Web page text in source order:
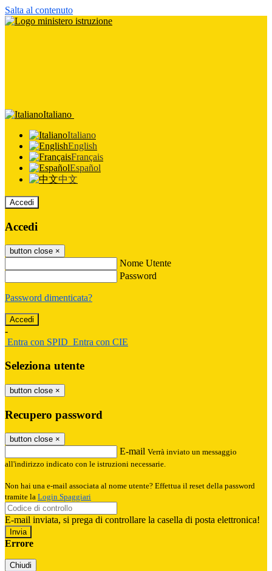
Salta al contenuto
Italiano
Italiano
English
Français
Español
中文
Accedi
Accedi
button close ×
Nome Utente
Password
Password dimenticata?
-
Entra con SPID Entra con CIE
Seleziona utente
button close ×
Recupero password
button close ×
E-mail Verrà inviato un messaggio
all'indirizzo indicato con le istruzioni necessarie.
Non hai una e-mail associata al nome utente? Effettua il reset della password
tramite la Login Spaggiari
E-mail inviata, si prega di controllare la casella di posta elettronica!
Errore
Chiudi